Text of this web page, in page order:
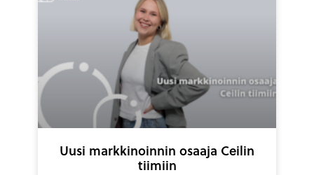
Uusi markkinoinnin osaaja Ceilin
tiimiin